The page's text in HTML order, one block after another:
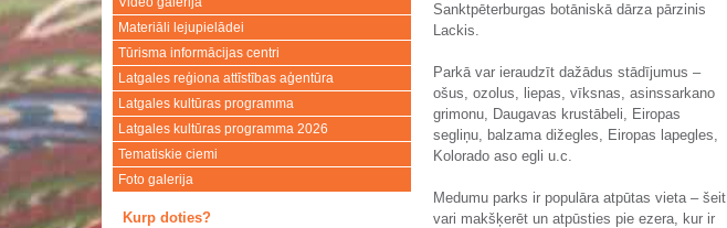
Materiāli lejupielādei
Tūrisma informācijas centri
Latgales reģiona attīstības aģentūra
Latgales kultūras programma
Latgales kultūras programma 2026
Tematiskie ciemi
Foto galerija
Kurp doties?
Sanktpēterburgas botāniskā dārza pārzinis
Lackis.
Parkā var ieraudzīt dažādus stādījumus –
ošus, ozolus, liepas, vīksnas, asinssarkano
grimonu, Daugavas krustābeli, Eiropas
segliņu, balzama dižegles, Eiropas lapegles,
Kolorado aso egli u.c.
Medumu parks ir populāra atpūtas vieta – šeit
vari makšķerēt un atpūsties pie ezera, kur ir